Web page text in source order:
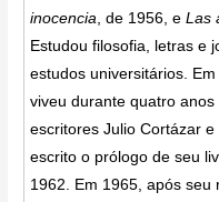
inocencia , de 1956, eLas
Estudou filosofia, letras e
estudos universitários.
viveu durante quatro
escritores Julio Cortázar
escrito o prólogo de seu
1962. Em 1965, após